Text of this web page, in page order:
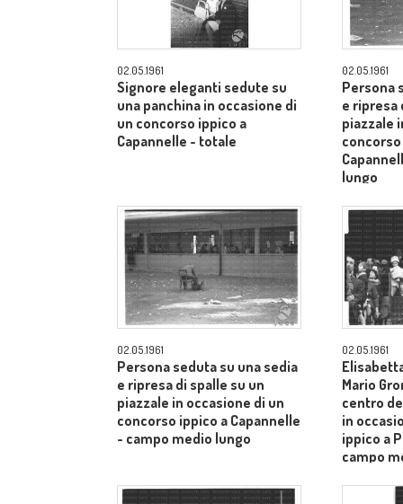
02.05.1961
Signore eleganti sedute su
una panchina in occasione di
un concorso ippico a
Capannelle - totale
02.05.1961
Persona
e ripresa
piazzale
concorso
lungo
02.05.1961
Persona seduta su una sedia
e ripresa di spalle su un
piazzale in occasione di un
concorso ippico a Capannelle
- campo medio lungo
02.05.1961
Mario
centro
in
ippico a
campo